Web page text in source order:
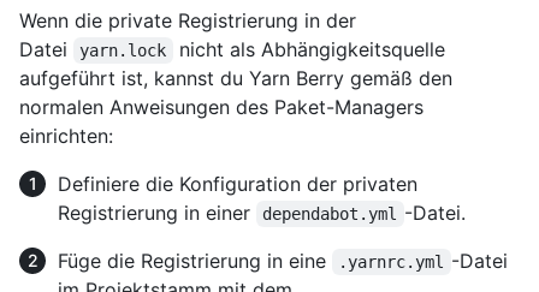
Wenn die private Registrierung in der
Datei
yarn.lock
nicht als Abhängigkeitsquelle
aufgeführt ist, kannst du Yarn Berry gemäß den
normalen Anweisungen des Paket-Managers
einrichten:
Definiere die Konfiguration der privaten
Registrierung in einer
dependabot.yml
-Datei.
Füge die Registrierung in eine
.yarnrc.yml
-Datei